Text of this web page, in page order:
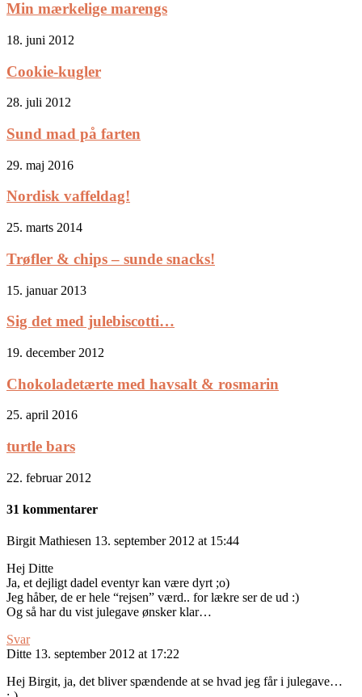
Min mærkelige marengs
18. juni 2012
Cookie-kugler
28. juli 2012
Sund mad på farten
29. maj 2016
Nordisk vaffeldag!
25. marts 2014
Trøfler & chips – sunde snacks!
15. januar 2013
Sig det med julebiscotti…
19. december 2012
Chokoladetærte med havsalt & rosmarin
25. april 2016
turtle bars
22. februar 2012
31 kommentarer
Birgit Mathiesen 13. september 2012 at 15:44
Hej Ditte
Ja, et dejligt dadel eventyr kan være dyrt ;o)
Jeg håber, de er hele “rejsen” værd.. for lækre ser de ud :)
Og så har du vist julegave ønsker klar…
Svar
Ditte 13. september 2012 at 17:22
Hej Birgit, ja, det bliver spændende at se hvad jeg får i julegave…